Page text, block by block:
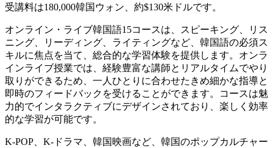
受講料は180,000韓国ウォン、約$130米ドルです。
オンライン・ライブ韓国語15コースは、スピーキング、リス
ニング、リーディング、ライティングなど、韓国語の必須ス
キルに焦点を当て、総合的な学習体験を提供します。オンラ
インライブ授業では、経験豊富な講師とリアルタイムでやり
取りができるため、一人ひとりに合わせたきめ細かな指導と
即時のフィードバックを受けることができます。コースは魅
力的でインタラクティブにデザインされており、楽しく効率
的な学習が可能です。
K-POP、K-ドラマ、韓国映画など、韓国のポップカルチャー